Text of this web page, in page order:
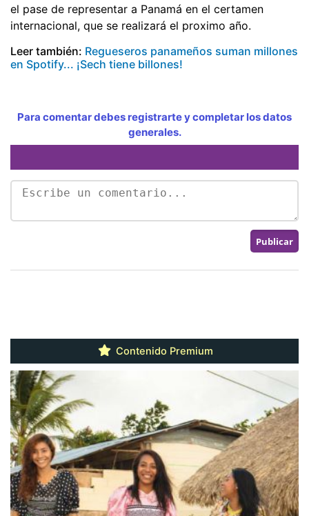
el pase de representar a Panamá en el certamen
internacional, que se realizará el proximo año.
Leer también: Regueseros panameños suman millones
en Spotify... ¡Sech tiene billones!
Para comentar debes registrarte y completar los datos
generales.
Contenido Premium